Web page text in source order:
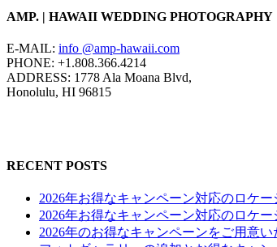
AMP. | HAWAII WEDDING PHOTOGRAPHY
E-MAIL: info @amp-hawaii.com
PHONE: +1.808.366.4214
ADDRESS: 1778 Ala Moana Blvd,
Honolulu, HI 96815
RECENT POSTS
2026年お得なキャンペーン対応のロケ
2026年お得なキャンペーン対応のロケ
2026年のお得なキャンペーンをご用意い